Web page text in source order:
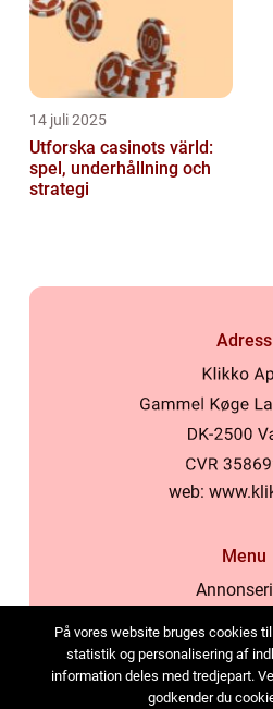
14 juli 2025
Utforska casinots värld:
spel, underhållning och
strategi
Adress
web:
Menu
Cookies
Kontakta
På vores website bruges cookies
statistik og personalisering af
information deles med tredjepart.
godkender du